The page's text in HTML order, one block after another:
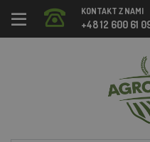
KONTAKT Z NAMI
+48 12 600 61